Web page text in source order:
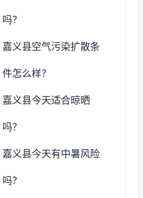
吗？
嘉义县空气污染扩散条
件怎么样？
嘉义县今天适合晾晒
吗？
嘉义县今天有中暑风险
吗？